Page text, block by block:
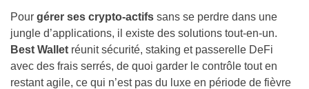
Pour gérer ses crypto‑actifs sans se perdre dans une
jungle d’applications, il existe des solutions tout‑en‑un.
Best Wallet réunit sécurité, staking et passerelle DeFi
avec des frais serrés, de quoi garder le contrôle tout en
restant agile, ce qui n’est pas du luxe en période de fièvre